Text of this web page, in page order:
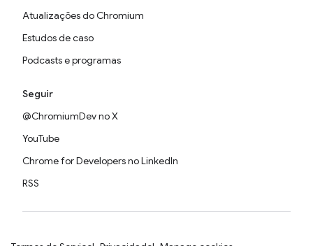
Atualizações do Chromium
Estudos de caso
Podcasts e programas
Seguir
@ChromiumDev no X
YouTube
Chrome for Developers no LinkedIn
RSS